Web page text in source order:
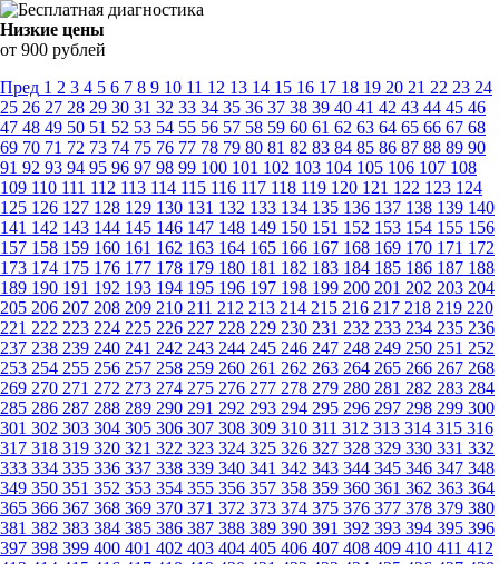
Низкие цены
от 900 рублей
Пред 1 2 3 4 5 6 7 8 9 10 11 12 13 14 15 16 17 18 19 20 21 22 23 24
25 26 27 28 29 30 31 32 33 34 35 36 37 38 39 40 41 42 43 44 45 46
47 48 49 50 51 52 53 54 55 56 57 58 59 60 61 62 63 64 65 66 67 68
69 70 71 72 73 74 75 76 77 78 79 80 81 82 83 84 85 86 87 88 89 90
91 92 93 94 95 96 97 98 99 100 101 102 103 104 105 106 107 108
109 110 111 112 113 114 115 116 117 118 119 120 121 122 123 124
125 126 127 128 129 130 131 132 133 134 135 136 137 138 139 140
141 142 143 144 145 146 147 148 149 150 151 152 153 154 155 156
157 158 159 160 161 162 163 164 165 166 167 168 169 170 171 172
173 174 175 176 177 178 179 180 181 182 183 184 185 186 187 188
189 190 191 192 193 194 195 196 197 198 199 200 201 202 203 204
205 206 207 208 209 210 211 212 213 214 215 216 217 218 219 220
221 222 223 224 225 226 227 228 229 230 231 232 233 234 235 236
237 238 239 240 241 242 243 244 245 246 247 248 249 250 251 252
253 254 255 256 257 258 259 260 261 262 263 264 265 266 267 268
269 270 271 272 273 274 275 276 277 278 279 280 281 282 283 284
285 286 287 288 289 290 291 292 293 294 295 296 297 298 299 300
301 302 303 304 305 306 307 308 309 310 311 312 313 314 315 316
317 318 319 320 321 322 323 324 325 326 327 328 329 330 331 332
333 334 335 336 337 338 339 340 341 342 343 344 345 346 347 348
349 350 351 352 353 354 355 356 357 358 359 360 361 362 363 364
365 366 367 368 369 370 371 372 373 374 375 376 377 378 379 380
381 382 383 384 385 386 387 388 389 390 391 392 393 394 395 396
397 398 399 400 401 402 403 404 405 406 407 408 409 410 411 412